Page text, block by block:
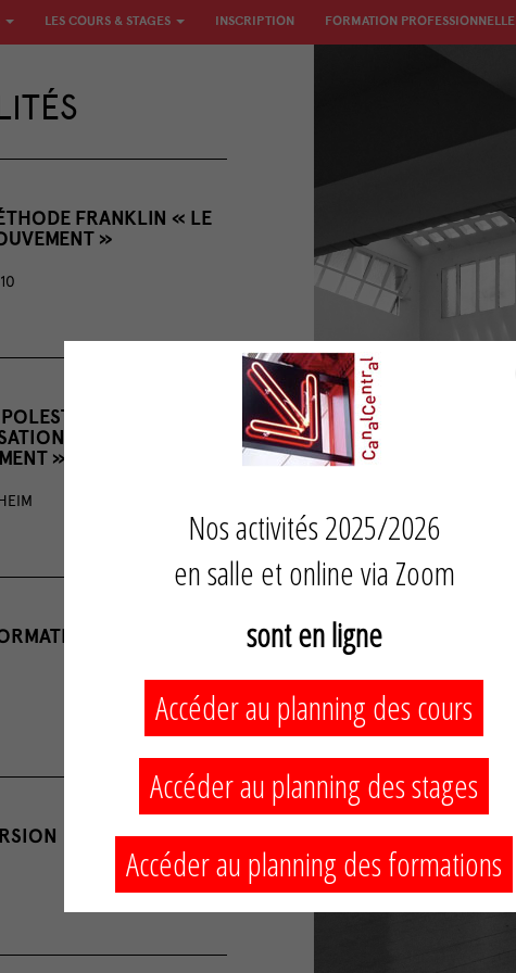
LES COURS & STAGES INSCRIPTION FORMATION PROFESSIONNELLE
FRANKLIN « LE
»
PILATES &
DYNAMIQUE DU
»
Nos activités 2025/2026
en salle et online via Zoom
sont en ligne
Accéder au planning des cours
Accéder au planning des stages
Accéder au planning des formations